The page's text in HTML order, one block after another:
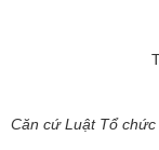
Căn cứ Luật Tổ